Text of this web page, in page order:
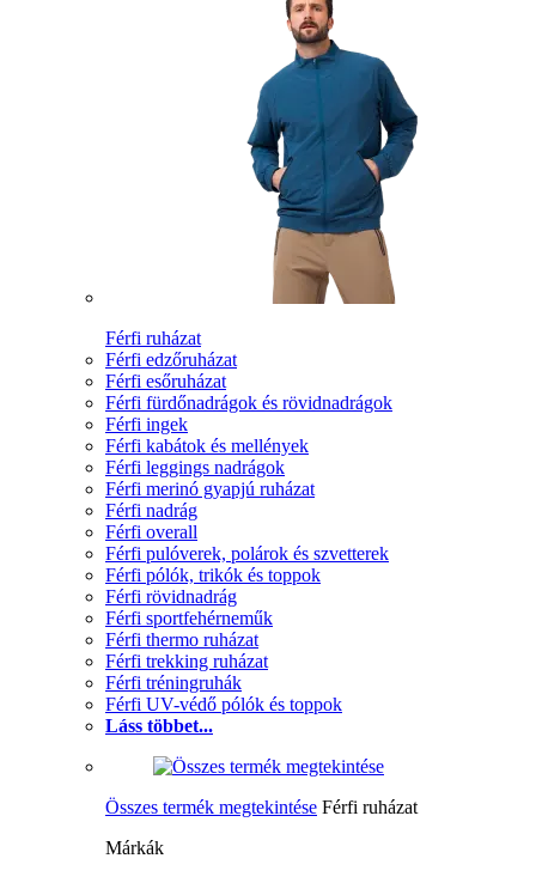
Férfi ruházat
Férfi edzőruházat
Férfi esőruházat
Férfi fürdőnadrágok és rövidnadrágok
Férfi ingek
Férfi kabátok és mellények
Férfi leggings nadrágok
Férfi merinó gyapjú ruházat
Férfi nadrág
Férfi overall
Férfi pulóverek, polárok és szvetterek
Férfi pólók, trikók és toppok
Férfi rövidnadrág
Férfi sportfehérneműk
Férfi thermo ruházat
Férfi trekking ruházat
Férfi tréningruhák
Férfi UV-védő pólók és toppok
Láss többet...
Összes termék megtekintése Férfi ruházat
Márkák